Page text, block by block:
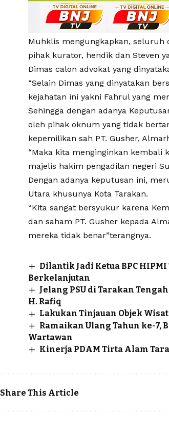
Muhklis mengungkapkan,
pihak kurator, hendik dan Steven
Dimas calon advokat yang
“Selain Dimas yang dinyatakan
kejahatan ini yakni Fahrul yang
Sehingga dengan adanya
oleh pihak oknum yang tidak
kepemilikan sah PT. Gusher,
“Maka kita menginginkan kembali
majelis hakim pengadilan negeri
Dengan adanya keputusan ini,
Utara khusunya Kota Tarakan.
“Kita sangat bersyukur karena
dan saham PT. Gusher kepada
mereka tidak benar”terangnya.
Dilantik Jadi Ketua BPC
Berkelanjutan
Jelang PSU di Tarakan
H. Rafiq
Lakukan Tinjauan Objek
Ramaikan Ulang Tahun ke-7,
Wartawan
Kinerja PDAM Tirta Alam
Share This Article